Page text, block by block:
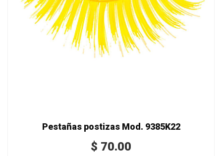
Pestañas postizas Mod. 9385K22
$ 70.00